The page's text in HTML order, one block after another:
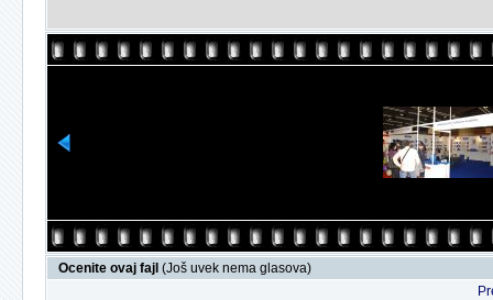
Ocenite ovaj fajl (Još uvek nema glasova)